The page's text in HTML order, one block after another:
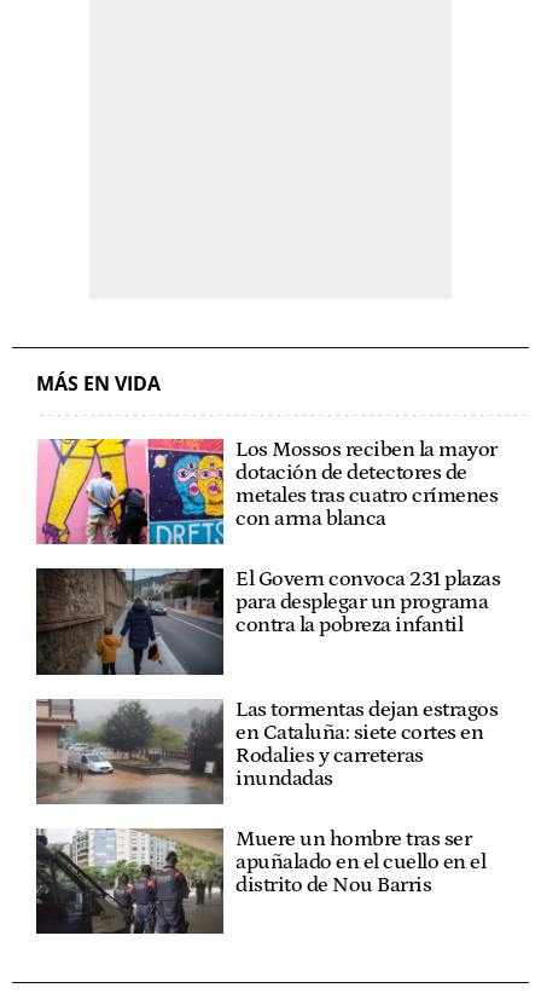
MÁS EN VIDA
Los Mossos reciben la mayor
dotación de detectores de
metales tras cuatro crímenes
con arma blanca
El Govern convoca 231 plazas
para desplegar un programa
contra la pobreza infantil
Las tormentas dejan estragos
en Cataluña: siete cortes en
Rodalies y carreteras
inundadas
Muere un hombre tras ser
apuñalado en el cuello en el
distrito de Nou Barris